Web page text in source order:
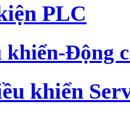
PLC
khiển-Động
khiển